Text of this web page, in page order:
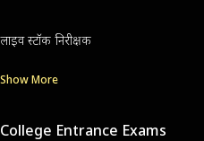
लाइव स्टॉक निरीक्षक
Show More
College Entrance Exams